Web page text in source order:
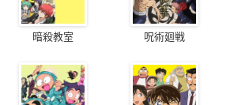
暗殺教室 呪術廻戦